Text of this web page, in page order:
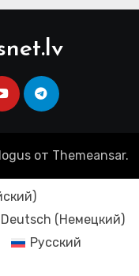
от Themeansar.
)
Deutsch (Немецкий)
Русский